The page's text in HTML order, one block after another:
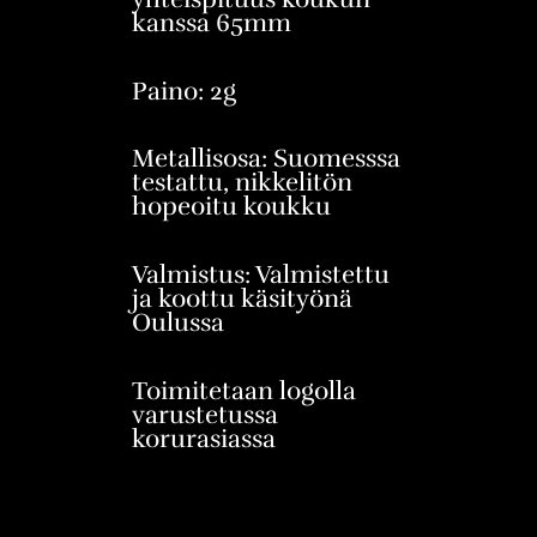
kanssa 65mm
Paino: 2g
Metallisosa: Suomesssa
testattu, nikkelitön
hopeoitu koukku
Valmistus: Valmistettu
ja koottu käsityönä
Oulussa
Toimitetaan logolla
varustetussa
korurasiassa